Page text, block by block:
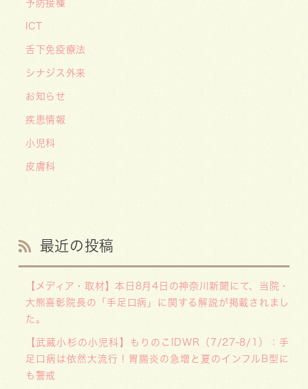
予防接種
ICT
舌下免疫療法
シナジス外来
お知らせ
疾患情報
小児科
皮膚科
最近の投稿
【メディア・取材】本日8月4日の神奈川新聞にて、当院・
大熊喜彰院長の「手足口病」に関する解説が掲載されまし
た。
【武蔵小杉の小児科】もりのこIDWR（7/27-8/1）：手
足口病は依然大流行！胃腸炎の急増と夏のインフルB型に
も警戒